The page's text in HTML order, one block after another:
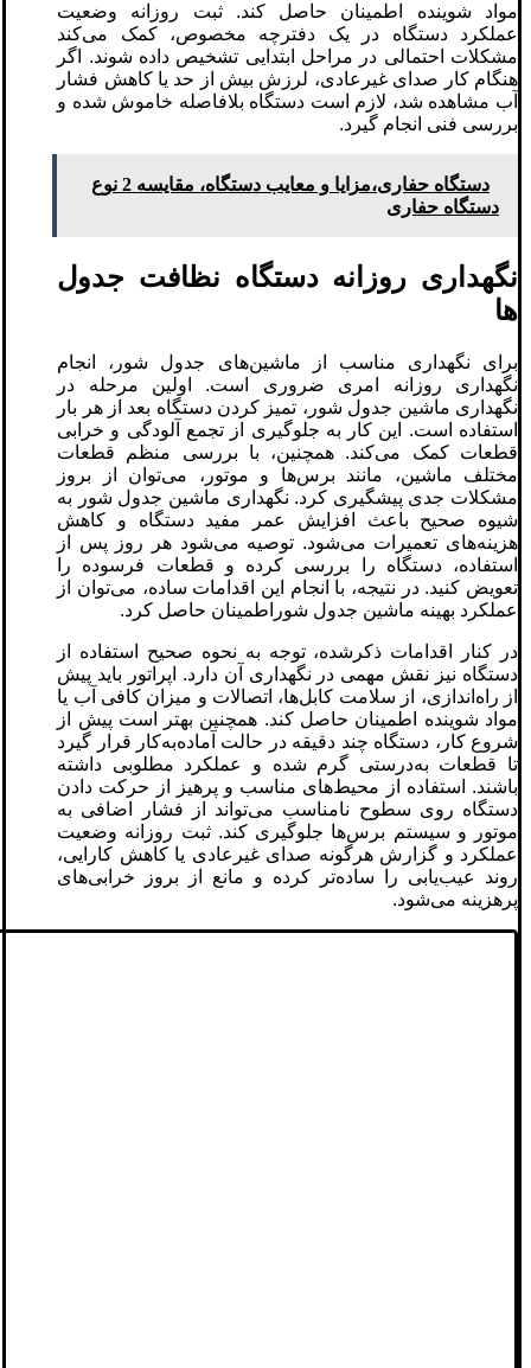
مواد شوینده اطمینان حاصل کند. ثبت روزانه وضعیت
عملکرد دستگاه در یک دفترچه مخصوص، کمک می‌کند
مشکلات احتمالی در مراحل ابتدایی تشخیص داده شوند. اگر
هنگام کار صدای غیرعادی، لرزش بیش از حد یا کاهش فشار
آب مشاهده شد، لازم است دستگاه بلافاصله خاموش شده و
بررسی فنی انجام گیرد.
دستگاه حفاری،مزایا و معایب دستگاه، مقایسه 2 نوع
دستگاه حفاری
نگهداری روزانه دستگاه نظافت جدول‌
ها
برای نگهداری مناسب از ماشین‌های جدول شور، انجام
نگهداری روزانه امری ضروری است. اولین مرحله در
نگهداری ماشین جدول شور، تمیز کردن دستگاه بعد از هر بار
استفاده است. این کار به جلوگیری از تجمع آلودگی و خرابی
قطعات کمک می‌کند. همچنین، با بررسی منظم قطعات
مختلف ماشین، مانند برس‌ها و موتور، می‌توان از بروز
مشکلات جدی پیشگیری کرد. نگهداری ماشین جدول شور به
شیوه صحیح باعث افزایش عمر مفید دستگاه و کاهش
هزینه‌های تعمیرات می‌شود. توصیه می‌شود هر روز پس از
استفاده، دستگاه را بررسی کرده و قطعات فرسوده را
تعویض کنید. در نتیجه، با انجام این اقدامات ساده، می‌توان از
عملکرد بهینه ماشین جدول شوراطمینان حاصل کرد.
در کنار اقدامات ذکرشده، توجه به نحوه صحیح استفاده از
دستگاه نیز نقش مهمی در نگهداری آن دارد. اپراتور باید پیش
از راه‌اندازی، از سلامت کابل‌ها، اتصالات و میزان کافی آب یا
مواد شوینده اطمینان حاصل کند. همچنین بهتر است پیش از
شروع کار، دستگاه چند دقیقه در حالت آماده‌به‌کار قرار گیرد
تا قطعات به‌درستی گرم شده و عملکرد مطلوبی داشته
باشند. استفاده از محیط‌های مناسب و پرهیز از حرکت دادن
دستگاه روی سطوح نامناسب می‌تواند از فشار اضافی به
موتور و سیستم برس‌ها جلوگیری کند. ثبت روزانه وضعیت
عملکرد و گزارش هرگونه صدای غیرعادی یا کاهش کارایی،
روند عیب‌یابی را ساده‌تر کرده و مانع از بروز خرابی‌های
پرهزینه می‌شود.